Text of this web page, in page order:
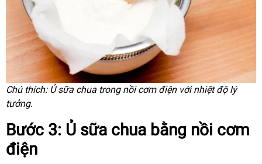
Chú thích: Ủ sữa chua trong nồi cơm điện với nhiệt độ lý
tưởng.
Bước 3: Ủ sữa chua bằng nồi cơm
điện